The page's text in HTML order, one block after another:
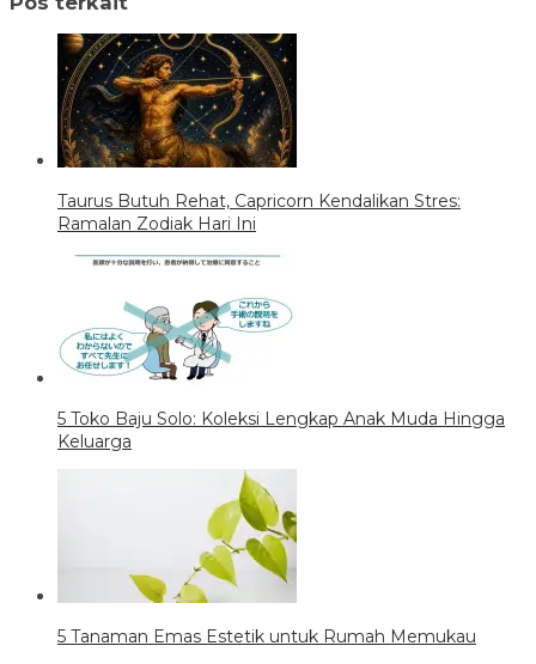
Taurus Butuh Rehat, Capricorn Kendalikan Stres:
Ramalan Zodiak Hari Ini
5 Toko Baju Solo: Koleksi Lengkap Anak Muda Hingga
Keluarga
5 Tanaman Emas Estetik untuk Rumah Memukau